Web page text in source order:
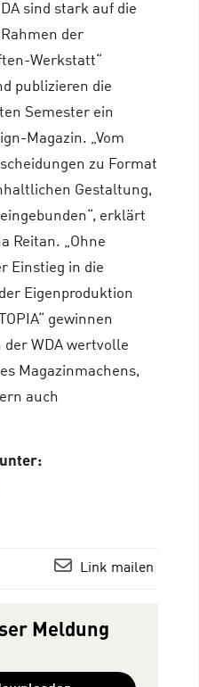
sind stark auf die
der
Werkstatt“
publizieren die
Semester ein
Magazin. „Vom
zu Format
Gestaltung,
erklärt
Reitan. „Ohne
Einstieg in die
Eigenproduktion
gewinnen
WDA wertvolle
Magazinmachens,
auch
Link mailen
Meldung